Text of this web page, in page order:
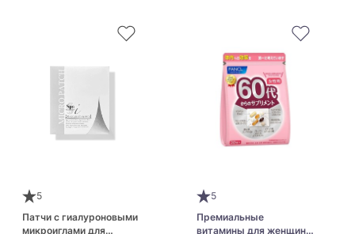
5
Патчи с гиалуроновыми
микроиглами для
5
Премиальные
витамины для женщин